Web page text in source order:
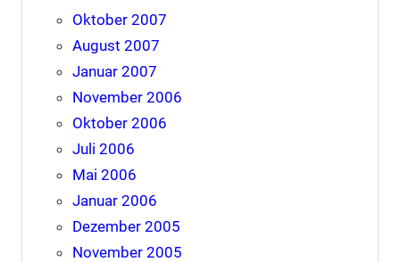
Oktober 2007
August 2007
Januar 2007
November 2006
Oktober 2006
Juli 2006
Mai 2006
Januar 2006
Dezember 2005
November 2005